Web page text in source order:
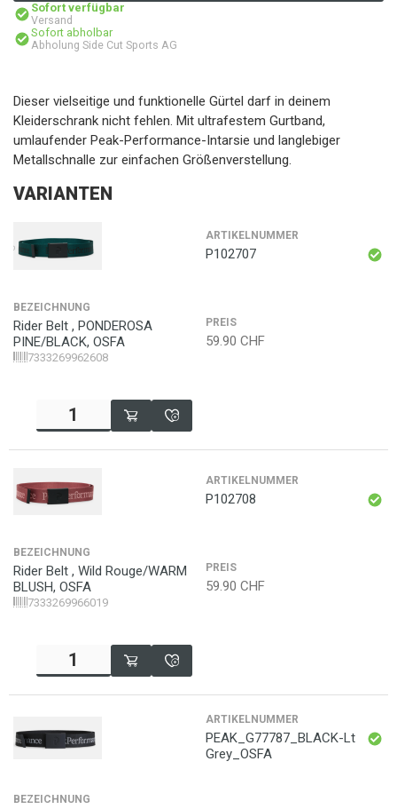
Sofort verfügbar
Versand
Sofort abholbar
Abholung Side Cut Sports AG
Dieser vielseitige und funktionelle Gürtel darf in deinem
Kleiderschrank nicht fehlen. Mit ultrafestem Gurtband,
umlaufender Peak-Performance-Intarsie und langlebiger
Metallschnalle zur einfachen Größenverstellung.
VARIANTEN
ARTIKELNUMMER
P102707
BEZEICHNUNG
Rider Belt , PONDEROSA
PINE/BLACK, OSFA
7333269962608
PREIS
59.90 CHF
ARTIKELNUMMER
P102708
BEZEICHNUNG
Rider Belt , Wild Rouge/WARM
BLUSH, OSFA
7333269966019
PREIS
59.90 CHF
ARTIKELNUMMER
PEAK_G77787_BLACK-Lt
Grey_OSFA
BEZEICHNUNG